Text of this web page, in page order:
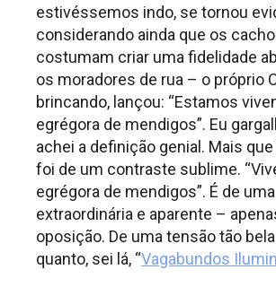
estivéssemos indo, se tornou
considerando ainda que os
costumam criar uma fidelidade
os moradores de rua – o próprio
brincando, lançou: “Estamos
egrégora de mendigos”. Eu
achei a definição genial. Mais
foi de um contraste sublime.
egrégora de mendigos”. É de uma
extraordinária e aparente –
oposição. De uma tensão tão
quanto, sei lá, “Vagabundos